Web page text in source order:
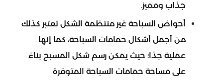
جذاب ومميز.
أحواض السباحة غير منتظمة الشكل تعتبر كذلك
من أجمل أشكال حمامات السباحة، كما إنها
عملية جدًا؛ حيث يمكن رسم شكل المسبح بناءً
على مساحة حمامات السباحة المتوفرة